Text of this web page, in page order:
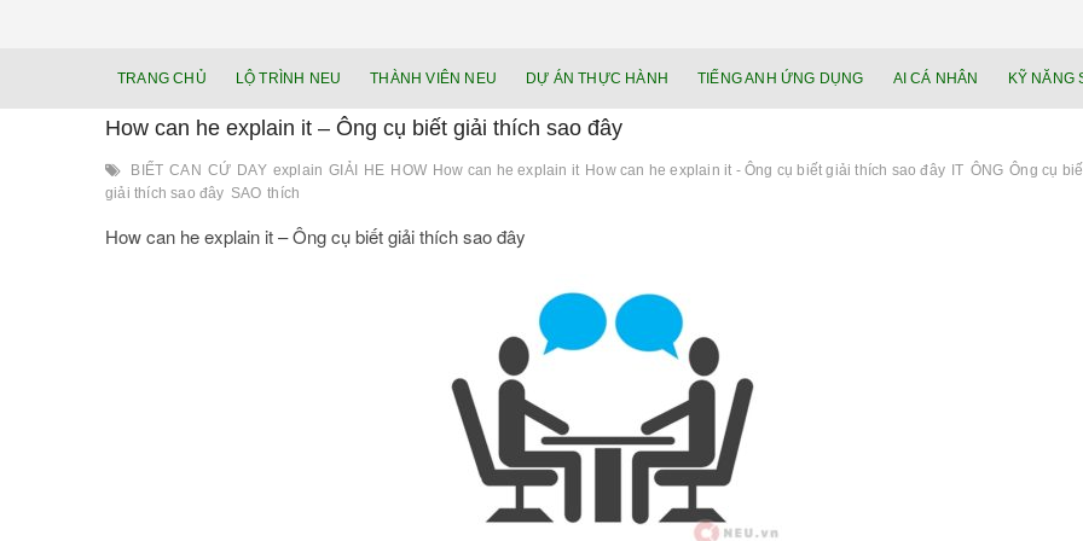
lực cá
TRANG CHỦ LỘ TRÌNH NEU THÀNH VIÊN NEU DỰ ÁN THỰC HÀNH TIẾNG ANH ỨNG DỤNG AI CÁ NHÂN KỸ NĂNG
How can he explain it – Ông cụ biết giải thích sao đây
BIẾT CAN CỨ DAY explain GIẢI HE HOW How can he explain it How can he explain it - Ông cụ biết giải thích sao đây IT ÔNG Ông cụ
giải thích sao đây SAO thích
How can he explain it – Ông cụ biết giải thích sao đây